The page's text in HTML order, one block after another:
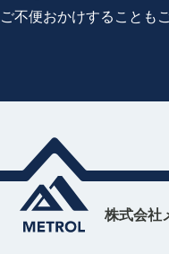
ご不便おかけすることも
株式会社